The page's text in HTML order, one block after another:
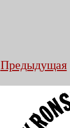
Предыдущая